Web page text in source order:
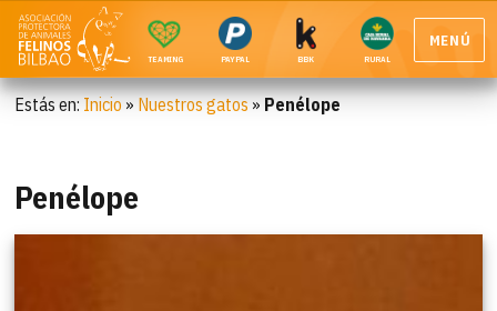
TEAMING PAYPAL BBK RURAL
MENÚ
Estás en: Inicio » Nuestros gatos » Penélope
Penélope